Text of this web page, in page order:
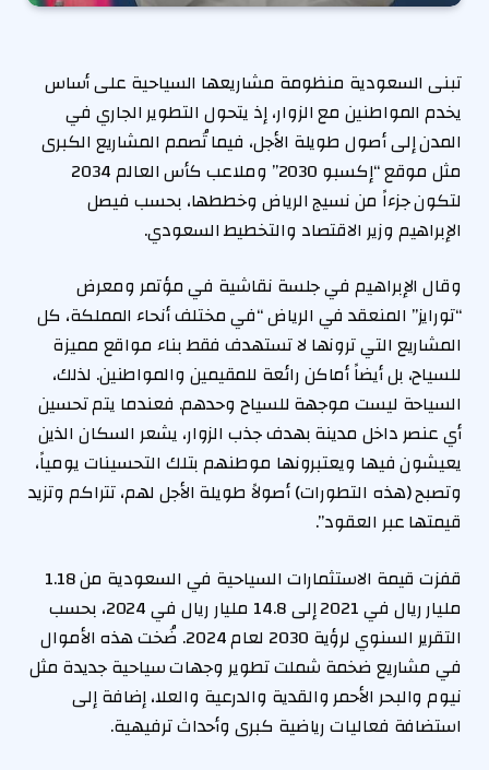
تبنى السعودية منظومة مشاريعها السياحية على أساس
يخدم المواطنين مع الزوار، إذ يتحول التطوير الجاري في
المدن إلى أصول طويلة الأجل، فيما تُصمم المشاريع الكبرى
مثل موقع “إكسبو 2030” وملاعب كأس العالم 2034
لتكون جزءاً من نسيج الرياض وخططها، بحسب فيصل
الإبراهيم وزير الاقتصاد والتخطيط السعودي.
وقال الإبراهيم في جلسة نقاشية في مؤتمر ومعرض
“تورايز” المنعقد في الرياض “في مختلف أنحاء المملكة، كل
المشاريع التي ترونها لا تستهدف فقط بناء مواقع مميزة
للسياح، بل أيضاً أماكن رائعة للمقيمين والمواطنين. لذلك،
السياحة ليست موجهة للسياح وحدهم. فعندما يتم تحسين
أي عنصر داخل مدينة بهدف جذب الزوار، يشعر السكان الذين
يعيشون فيها ويعتبرونها موطنهم بتلك التحسينات يومياً،
وتصبح (هذه التطورات) أصولاً طويلة الأجل لهم، تتراكم وتزيد
قيمتها عبر العقود”.
قفزت قيمة الاستثمارات السياحية في السعودية من 1.18
مليار ريال في 2021 إلى 14.8 مليار ريال في 2024، بحسب
التقرير السنوي لرؤية 2030 لعام 2024. ضُخت هذه الأموال
في مشاريع ضخمة شملت تطوير وجهات سياحية جديدة مثل
نيوم والبحر الأحمر والقدية والدرعية والعلا، إضافة إلى
استضافة فعاليات رياضية كبرى وأحداث ترفيهية.